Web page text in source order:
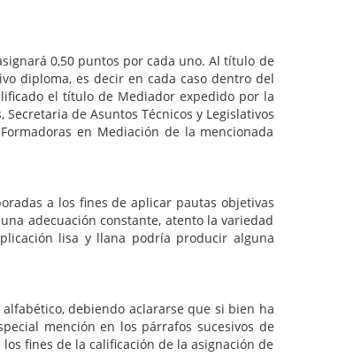
0,50 puntos por cada uno. Al título de
diploma, es decir en cada caso dentro del
el título de Mediador expedido por la
de Asuntos Técnicos y Legislativos
en Mediación de la mencionada
a los fines de aplicar pautas objetivas
adecuación constante, atento la variedad
lisa y llana podría producir alguna
debiendo aclararse que si bien ha
mención en los párrafos sucesivos de
fines de la calificación de la asignación de